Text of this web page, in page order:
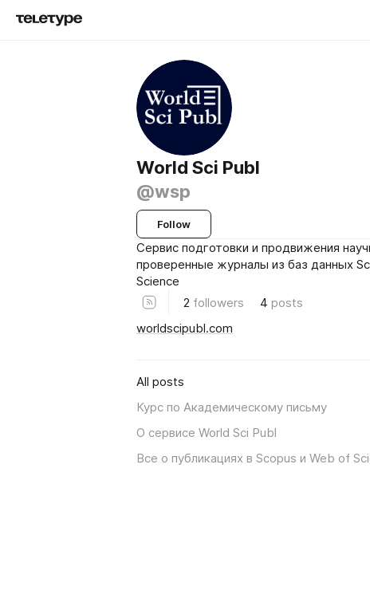
World Sci Publ
@wsp
Follow
Сервис подготовки и продвижения
проверенные журналы из баз данных
Science
2 followers 4 posts
worldscipubl.com
All posts
Курс по Академическому письму
О сервисе World Sci Publ
Все о публикациях в Scopus и Web of